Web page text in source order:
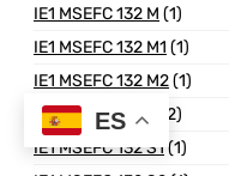
IE1 MSEFC 132 M (1)
IE1 MSEFC 132 M1 (1)
IE1 MSEFC 132 M2(1)
IE1 MSEFC 132 S
(2)
IE1 MSEFC 132 S1 (1)
ES